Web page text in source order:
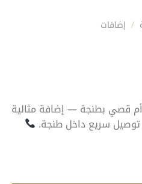
/ إضافات
قصي بطنجة — إضافة مثالية
توصيل سريع داخل طنجة.